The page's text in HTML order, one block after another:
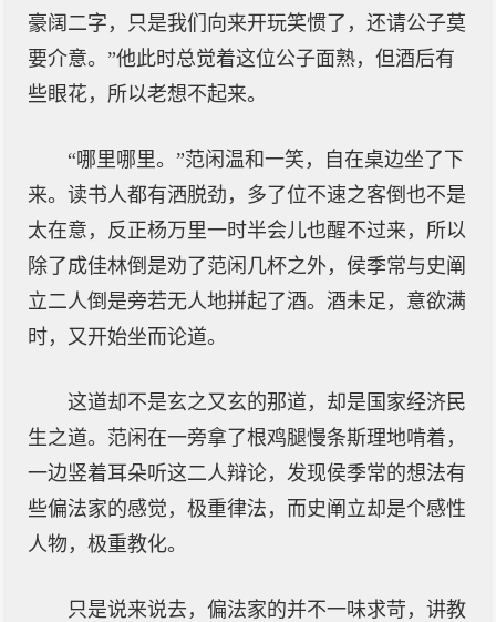
豪阔二字，只是我们向来开玩笑惯了，还请公子莫
要介意。”他此时总觉着这位公子面熟，但酒后有
些眼花，所以老想不起来。
“哪里哪里。”范闲温和一笑，自在桌边坐了下
来。读书人都有洒脱劲，多了位不速之客倒也不是
太在意，反正杨万里一时半会儿也醒不过来，所以
除了成佳林倒是劝了范闲几杯之外，侯季常与史阐
立二人倒是旁若无人地拼起了酒。酒未足，意欲满
时，又开始坐而论道。
这道却不是玄之又玄的那道，却是国家经济民
生之道。范闲在一旁拿了根鸡腿慢条斯理地啃着，
一边竖着耳朵听这二人辩论，发现侯季常的想法有
些偏法家的感觉，极重律法，而史阐立却是个感性
人物，极重教化。
只是说来说去，偏法家的并不一味求苛，讲教